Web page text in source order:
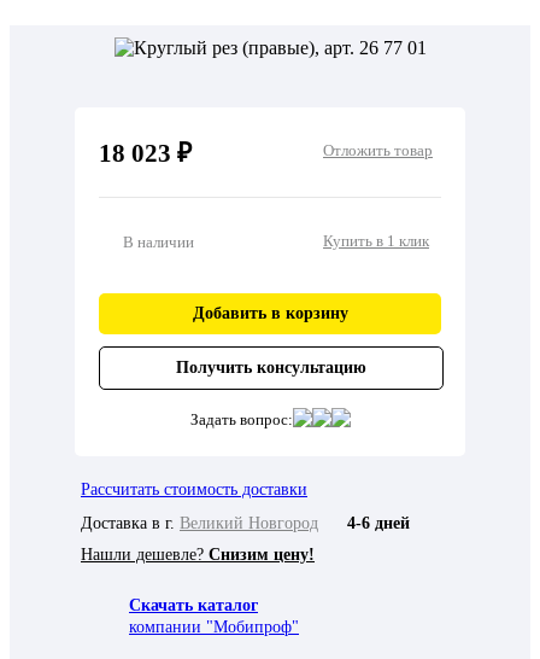
18 023 ₽ Отложить товар
В наличии Купить в 1 клик
Добавить в корзину
Получить консультацию
Задать вопрос:
Рассчитать стоимость доставки
Доставка в г. Великий Новгород
4-6 дней
Нашли дешевле? Снизим цену!
Скачать каталог
компании "Мобипроф"